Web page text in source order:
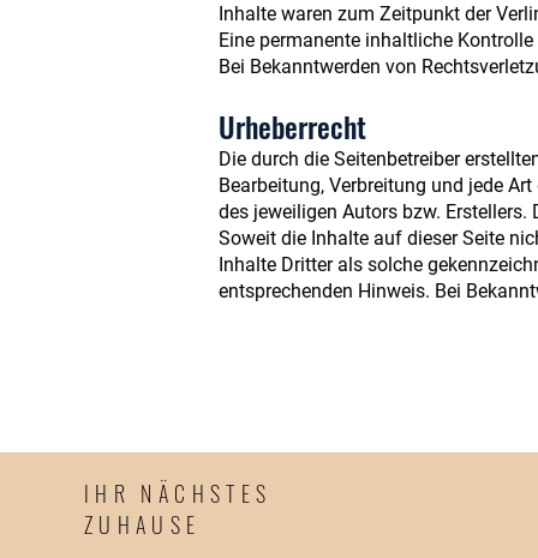
Inhalte waren zum Zeitpunkt der
Eine permanente inhaltliche
Bei Bekanntwerden von
Urheberrecht
Die durch die Seitenbetreiber
Bearbeitung, Verbreitung und jede
des jeweiligen Autors bzw.
Soweit die Inhalte auf dieser Seite
Inhalte Dritter als solche
entsprechenden Hinweis. Bei
IHR NÄCHSTES
ZUHAUSE